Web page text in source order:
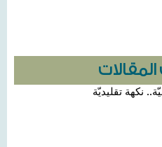
نكهة تقليديّة